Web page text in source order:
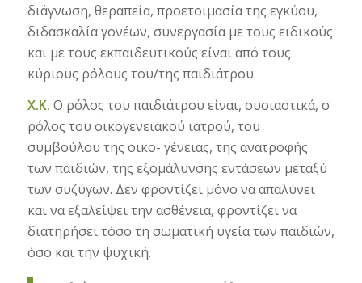
διάγνωση, θεραπεία, προετοιμασία της εγκύου,
διδασκαλία γονέων, συνεργασία με τους ειδικούς
και με τους εκπαιδευτικούς είναι από τους
κύριους ρόλους του/της παιδιάτρου.
Χ.Κ. Ο ρόλος του παιδιάτρου είναι, ουσιαστικά, ο
ρόλος του οικογενειακού ιατρού, του
συμβούλου της οικο- γένειας, της ανατροφής
των παιδιών, της εξομάλυνσης εντάσεων μεταξύ
των συζύγων. Δεν φροντίζει μόνο να απαλύνει
και να εξαλείψει την ασθένεια, φροντίζει να
διατηρήσει τόσο τη σωματική υγεία των παιδιών,
όσο και την ψυχική.